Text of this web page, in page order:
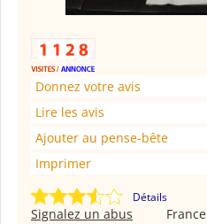
Donnez votre avis
Lire les avis
Ajouter au pense-bête
Imprimer
Détails
France
Signalez un abus